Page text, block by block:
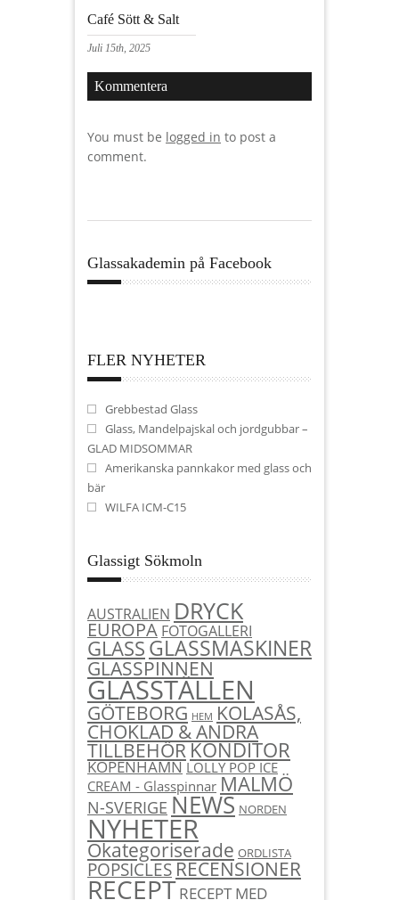
Café Sött & Salt
Juli 15th, 2025
Kommentera
You must be logged in to post a
comment.
Glassakademin på Facebook
FLER NYHETER
Grebbestad Glass
Glass, Mandelpajskal och jordgubbar –
GLAD MIDSOMMAR
Amerikanska pannkakor med glass och
bär
WILFA ICM-C15
Glassigt Sökmoln
AUSTRALIEN DRYCK
EUROPA FOTOGALLERI
GLASSGLASSMASKINER
GLASSPINNEN
GLASSTÄLLEN
GÖTEBORG HEM KOLASÅS,
CHOKLAD & ANDRA
TILLBEHÖRKONDITOR
KÖPENHAMN LOLLY POP ICE
CREAM - Glasspinnar MALMÖ
N-SVERIGE NEWS NORDEN
NYHETER
Okategoriserade ORDLISTA
POPSICLESRECENSIONER
RECEPT RECEPT MED